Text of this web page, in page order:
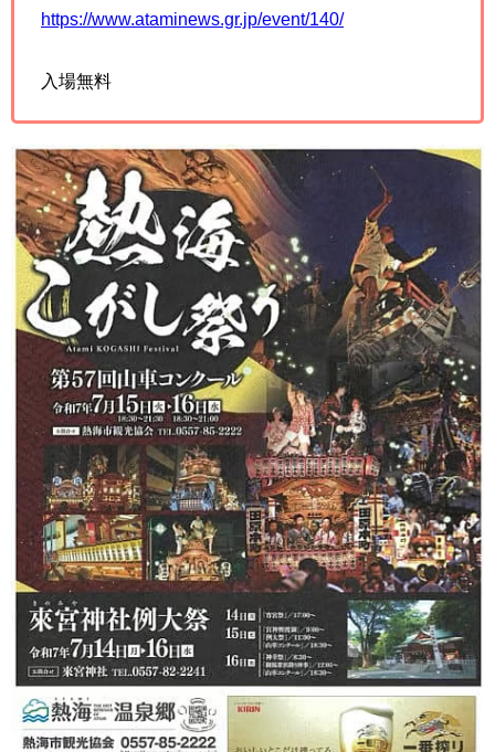
https://www.ataminews.gr.jp/event/140/
入場無料